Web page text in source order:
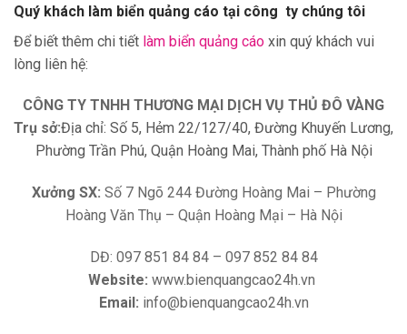
Quý khách làm biển quảng cáo tại công ty chúng tôi
Để biết thêm chi tiết làm biển quảng cáo xin quý khách vui
lòng liên hệ:
CÔNG TY TNHH THƯƠNG MẠI DỊCH VỤ THỦ ĐÔ VÀNG
Trụ sở:Địa chỉ: Số 5, Hẻm 22/127/40, Đường Khuyến Lương,
Phường Trần Phú, Quận Hoàng Mai, Thành phố Hà Nội
Xưởng SX: Số 7 Ngõ 244 Đường Hoàng Mai – Phường
Hoàng Văn Thụ – Quận Hoàng Mại – Hà Nội
DĐ: 097 851 84 84 – 097 852 84 84
Website: www.bienquangcao24h.vn
Email: info@bienquangcao24h.vn